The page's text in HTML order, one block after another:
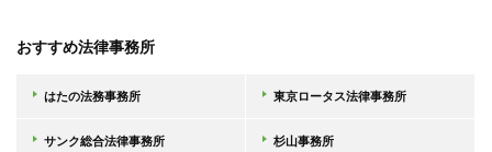
おすすめ法律事務所
はたの法務事務所 東京ロータス法律事務所
サンク総合法律事務所 杉山事務所